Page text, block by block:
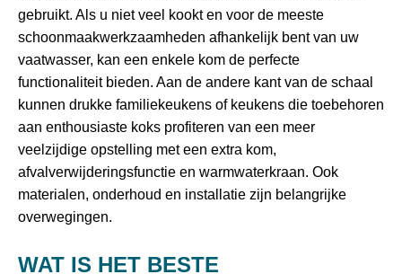
gebruikt. Als u niet veel kookt en voor de meeste
schoonmaakwerkzaamheden afhankelijk bent van uw
vaatwasser, kan een enkele kom de perfecte
functionaliteit bieden. Aan de andere kant van de schaal
kunnen drukke familiekeukens of keukens die toebehoren
aan enthousiaste koks profiteren van een meer
veelzijdige opstelling met een extra kom,
afvalverwijderingsfunctie en warmwaterkraan. Ook
materialen, onderhoud en installatie zijn belangrijke
overwegingen.
WAT IS HET BESTE